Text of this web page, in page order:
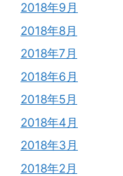
2018年9月
2018年8月
2018年7月
2018年6月
2018年5月
2018年4月
2018年3月
2018年2月